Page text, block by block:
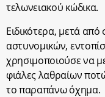
τελωνειακού κώδικα.
Ειδικότερα, μετά από
αστυνομικών,
χρησιμοποιούσε να
φιάλες λαθραίων
το παραπάνω όχημα.